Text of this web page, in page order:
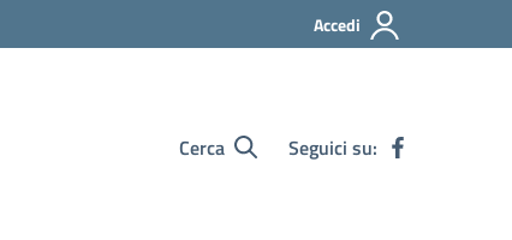
Accedi
Cerca Seguici su: